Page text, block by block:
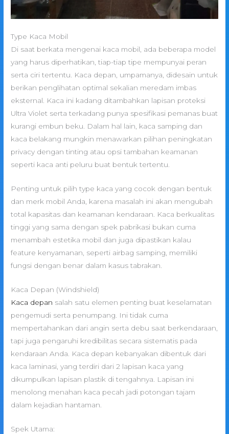
Type Kaca Mobil
Di saat berkata mengenai kaca mobil, ada beberapa model
yang harus diperhatikan, tiap-tiap tipe mempunyai peran
serta ciri tertentu. Kaca depan, umpamanya, didesain untuk
berikan penglihatan optimal sekalian meredam imbas
eksternal. Kaca ini kadang ditambahkan lapisan proteksi
Ultra Violet serta terkadang punya spesifikasi pemanas buat
kurangi embun beku. Dalam hal lain, kaca samping dan
kaca belakang mungkin menawarkan pilihan peningkatan
privacy dengan tinting atau opsi tambahan keamanan
seperti kaca anti peluru buat bentuk tertentu.
Penting untuk pilih type kaca yang cocok dengan bentuk
dan merk mobil Anda, karena masalah ini akan mengubah
total kapasitas dan keamanan kendaraan. Kaca berkualitas
tinggi yang sama dengan spek pabrikasi bukan cuma
menambah estetika mobil dan juga dipastikan kalau
feature kenyamanan, seperti airbag samping, memiliki
fungsi dengan benar dalam kasus tabrakan.
Kaca Depan (Windshield)
Kaca depan salah satu elemen penting buat keselamatan
pengemudi serta penumpang. Ini tidak cuma
mempertahankan dari angin serta debu saat berkendaraan,
tapi juga pengaruhi kredibilitas secara sistematis pada
kendaraan Anda. Kaca depan kebanyakan dibentuk dari
kaca laminasi, yang terdiri dari 2 lapisan kaca yang
dikumpulkan lapisan plastik di tengahnya. Lapisan ini
menolong menahan kaca pecah jadi potongan tajam
dalam kejadian hantaman.
Spek Utama: